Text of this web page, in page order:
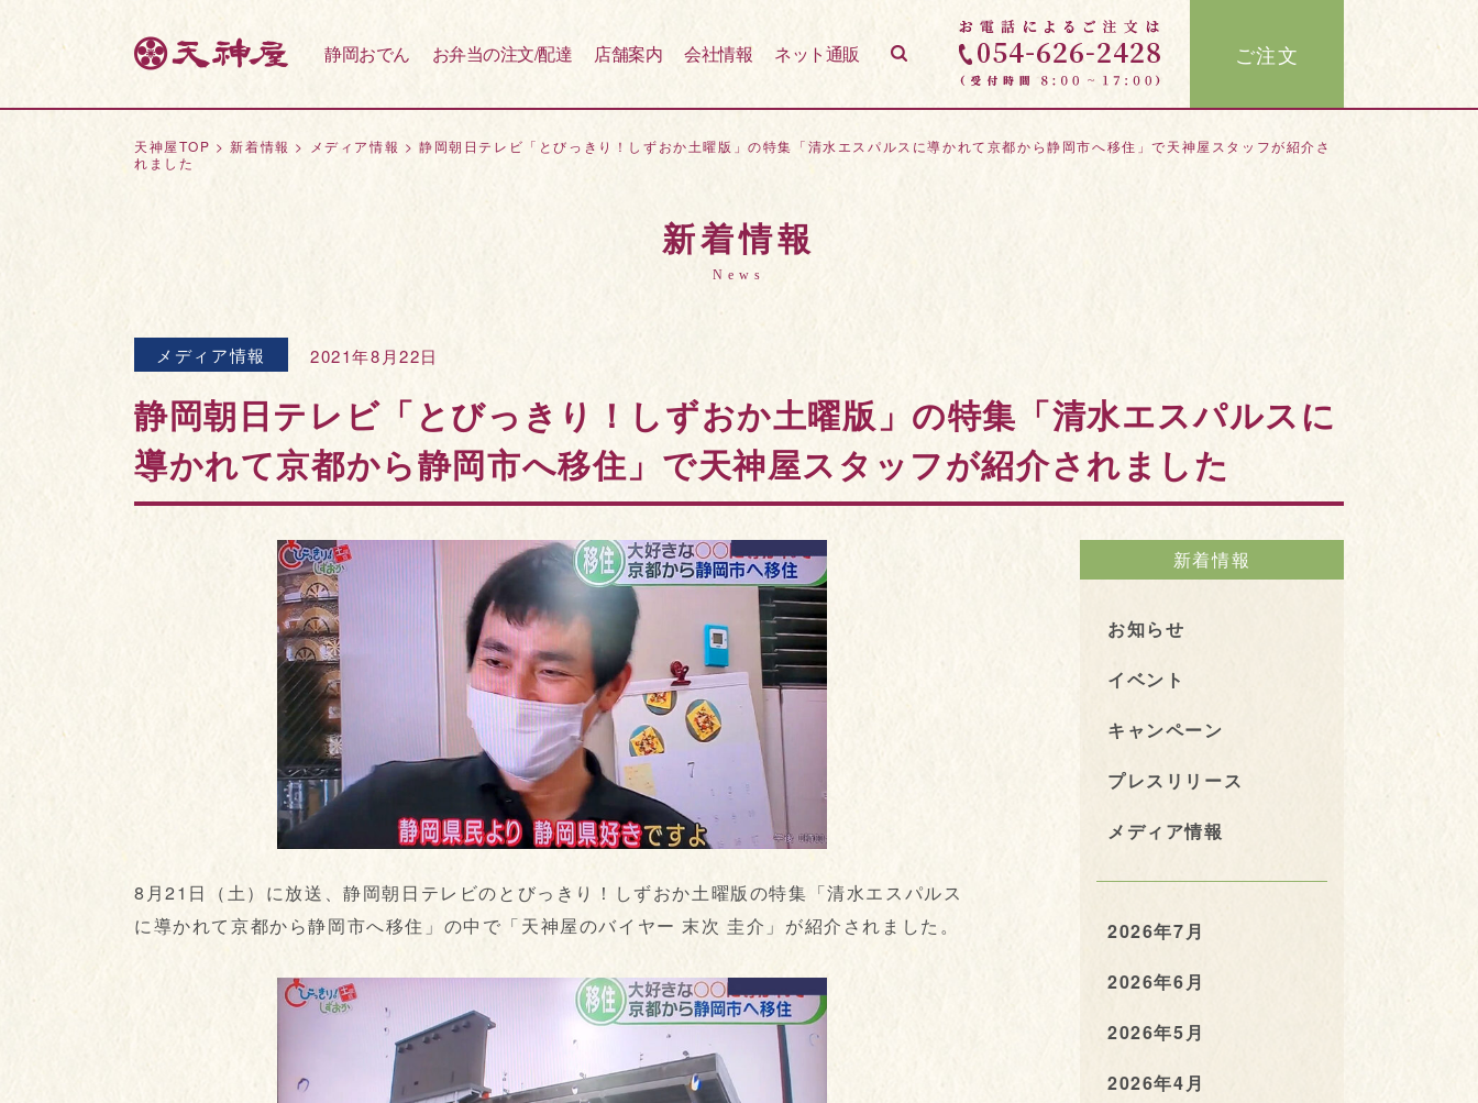
静岡おでん お弁当の注文/配達 店舗案内 会社情報 ネット通販 ご注文
天神屋TOP >新着情報 > メディア情報 >静岡朝日テレビ「とびっきり！しずおか土曜版」の特集「清水エスパルスに導かれて京都から静岡市へ移住」で天神屋スタッフが紹介さ
れました
新着情報
News
メディア情報 2021年8月22日
静岡朝日テレビ「とびっきり！しずおか土曜版」の特集「清水エスパルスに
導かれて京都から静岡市へ移住」で天神屋スタッフが紹介されました
8月21日（土）に放送、静岡朝日テレビのとびっきり！しずおか土曜版の特集「清水エスパルス
に導かれて京都から静岡市へ移住」の中で「天神屋のバイヤー 末次 圭介」が紹介されました。
新着情報
お知らせ
イベント
キャンペーン
プレスリリース
メディア情報
2026年7月
2026年6月
2026年5月
2026年4月